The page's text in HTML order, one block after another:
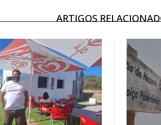
ARTIGOS